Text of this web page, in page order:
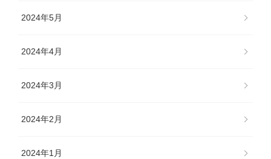
2024年5月
2024年4月
2024年3月
2024年2月
2024年1月